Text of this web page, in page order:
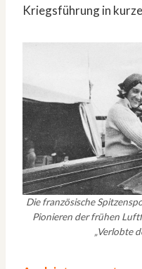
Kriegsführung in
Die französische
Pionieren der frühen
„Verlobte